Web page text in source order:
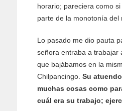
horario; pareciera como
parte de la monotonía del
Lo pasado me dio pauta
señora entraba a trabajar
que bajábamos en la
Chilpancingo. Su
muchas cosas como
cuál era su trabajo;